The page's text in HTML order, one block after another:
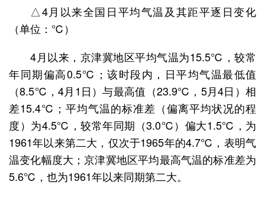
△4月以来全国日平均气温及其距平逐日变化
（单位：℃）
4月以来，京津冀地区平均气温为15.5℃，较常
年同期偏高0.5℃；该时段内，日平均气温最低值
（8.5℃，4月1日）与最高值（23.9℃，5月4日）相
差15.4℃；平均气温的标准差（偏离平均状况的程
度）为4.5℃，较常年同期（3.0℃）偏大1.5℃，为
1961年以来第二大，仅次于1965年的4.7℃，表明气
温变化幅度大；京津冀地区平均最高气温的标准差为
5.6℃，也为1961年以来同期第二大。